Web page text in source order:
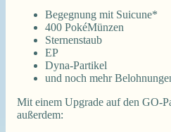
Begegnung mit Suicune*
400 PokéMünzen
Sternenstaub
EP
Dyna-Partikel
und noch mehr
Mit einem Upgrade auf den GO-
außerdem: